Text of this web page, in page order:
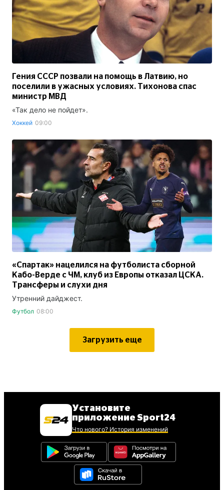
Гения СССР позвали на помощь в Латвию, но
поселили в ужасных условиях. Тихонова спас
министр МВД
«Так дело не пойдет».
Хоккей 09:00
«Спартак» нацелился на футболиста сборной
Кабо-Верде с ЧМ, клуб из Европы отказал ЦСКА.
Трансферы и слухи дня
Утренний дайджест.
Футбол 08:00
Загрузить еще
Установите
приложение Sport24
Что нового? История изменений